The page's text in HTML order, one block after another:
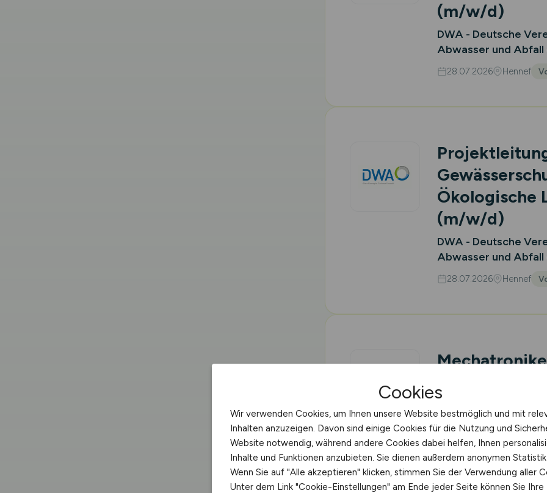
(m/w/d)
DWA - Deutsche
Abwasser und Abfall
28.07.2026 Hennef
Ökologische
(m/w/d)
DWA - Deutsche
Abwasser und Abfall
28.07.2026 Hennef
Krüger GmbH & Co.
27.07.2026 Bergisch
Vor Ort (kein Home-Office)
Cookies
Wir verwenden Cookies, um Ihnen unsere Website bestmöglich und mit
Inhalten anzuzeigen. Davon sind einige Cookies für die Nutzung und
Website notwendig, während andere Cookies dabei helfen, Ihnen
Inhalte und Funktionen anzubieten. Sie dienen außerdem anonymen
Wenn Sie auf "Alle akzeptieren" klicken, stimmen Sie der Verwendung aller
Unter dem Link "Cookie-Einstellungen" am Ende jeder Seite können Sie Ihre